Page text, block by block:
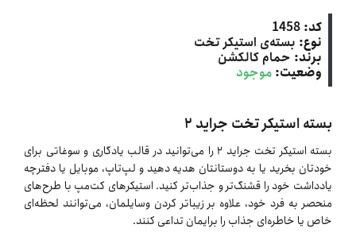
کد: 1458
نوع: بسته‌ی استیکر تخت
برند: حمام کالکشن
وضعیت: موجود
بسته استیکر تخت جراید ۲
بسته استیکر تخت جراید ۲ را می‌توانید در قالب یادگاری و سوغاتی برای
خودتان بخرید یا به دوستانتان هدیه دهید و لپ‌تاپ، موبایل یا دفترچه
یادداشت خود را قشنگ‌تر و جذاب‌تر کنید. استیکرهای کت‌مپ با طرح‌های
منحصر به فرد خود، علاوه بر زیباتر کردن وسایلمان، می‌توانند لحظه‌ای
خاص یا خاطره‌ای جذاب را برایمان تداعی کنند.